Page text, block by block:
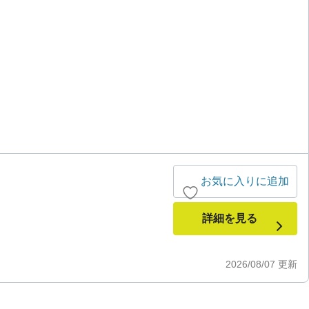
2026/08/07 更新
お気に入りに追加
詳細を見る